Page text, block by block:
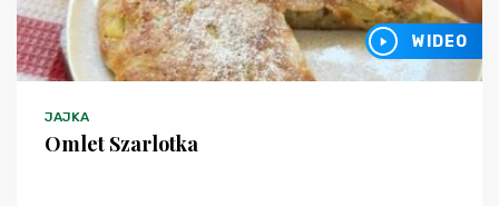
WIDEO
JAJKA
Omlet Szarlotka